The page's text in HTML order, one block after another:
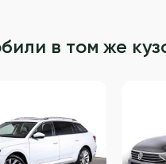
в том же